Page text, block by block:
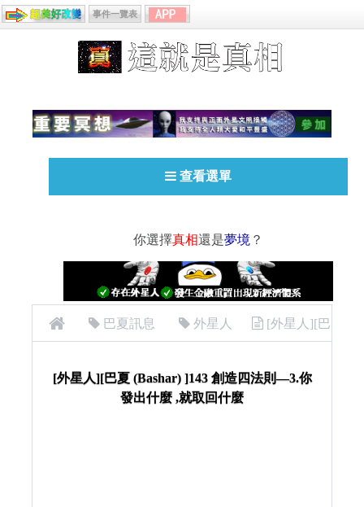
事件一覽表
查看選單
你選擇真相還是夢境 ？
巴夏訊息 外星人 [外星人][巴
什麼[外星人][巴夏 (Bashar) ]143 創造四法則—3.你
發出什麼 ,就取回什麼